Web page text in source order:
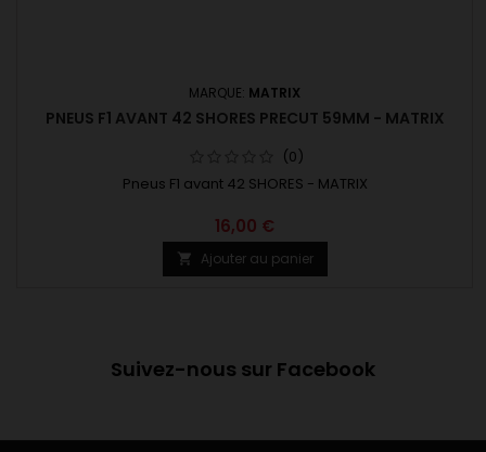
MARQUE: MATRIX
PNEUS F1 AVANT 42 SHORES PRECUT 59MM - MATRIX
(0)
Pneus F1 avant 42 SHORES - MATRIX
16,00 €
 Ajouter au panier
Suivez-nous sur Facebook